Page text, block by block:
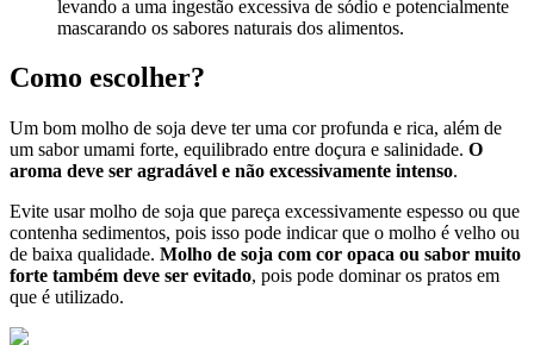
levando a uma ingestão excessiva de sódio e potencialmente
mascarando os sabores naturais dos alimentos.
Como escolher?
Um bom molho de soja deve ter uma cor profunda e rica, além de
um sabor umami forte, equilibrado entre doçura e salinidade. O
aroma deve ser agradável e não excessivamente intenso.
Evite usar molho de soja que pareça excessivamente espesso ou que
contenha sedimentos, pois isso pode indicar que o molho é velho ou
de baixa qualidade. Molho de soja com cor opaca ou sabor muito
forte também deve ser evitado, pois pode dominar os pratos em
que é utilizado.